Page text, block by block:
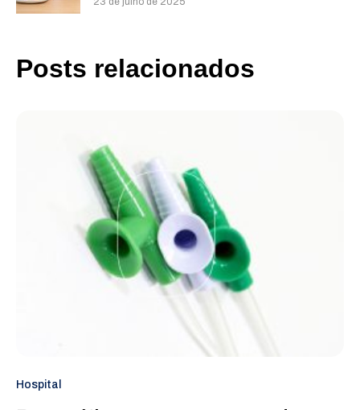
Posts relacionados
Hospital